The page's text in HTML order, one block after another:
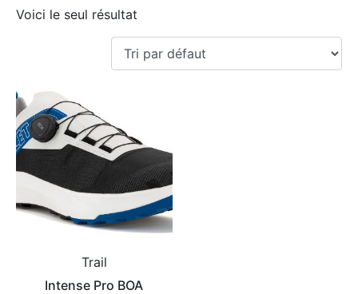
Voici le seul résultat
Trail
Intense Pro BOA